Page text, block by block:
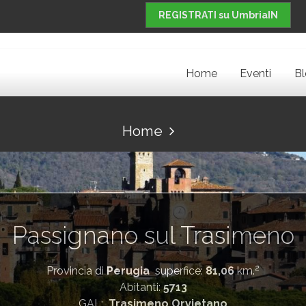
REGISTRATI su UmbriaIN
Home Eventi
Home
Passignano sul Trasimeno
Provincia diPerugiasuperfice:81,06km.2
Abitanti:5713